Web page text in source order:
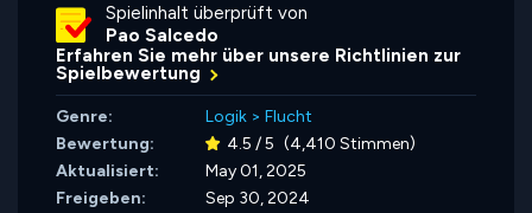
Spielinhalt überprüft von
Pao Salcedo
Erfahren Sie mehr über unsere Richtlinien zur
Spielbewertung
Genre: Logik > Flucht
Bewertung:
4.5 / 5 (4,410 Stimmen)
Aktualisiert:
May 01, 2025
Freigeben:
Sep 30, 2024